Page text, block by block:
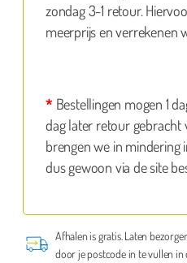
zondag 3-1 retour.
meerprijs en verrekenen
* Bestellingen mogen 1
dag later retour gebracht
brengen we in mindering
dus gewoon via de site
Afhalen is gratis. Laten
door je postcode in te vullen